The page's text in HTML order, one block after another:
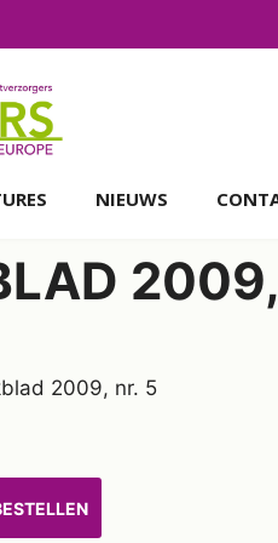
NIEUWS
2009, nr. 5